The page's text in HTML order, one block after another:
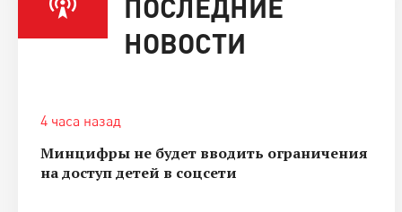
ПОСЛЕДНИЕ
НОВОСТИ
4 часа назад
Минцифры не будет вводить ограничения
на доступ детей в соцсети